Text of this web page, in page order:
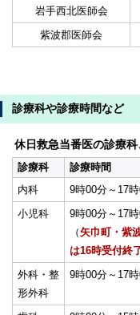
岩手西北医師会
紫波郡医師会
診療科や診療時間など
休日救急当番医の診療
診療科
診療時間
内科
9時00分～17
小児科
9時00分～17
（矢巾町・紫
は16時受付終
外科・整
形外科
9時00分～17